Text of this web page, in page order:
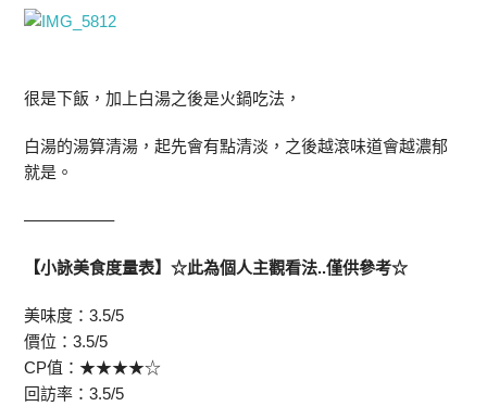
很是下飯，加上白湯之後是火鍋吃法，
白湯的湯算清湯，起先會有點清淡，之後越滾味道會越濃郁
就是。
—————–
【小詠美食度量表】☆此為個人主觀看法..僅供參考☆
美味度：3.5/5
價位：3.5/5
CP值：★★★★☆
回訪率：3.5/5